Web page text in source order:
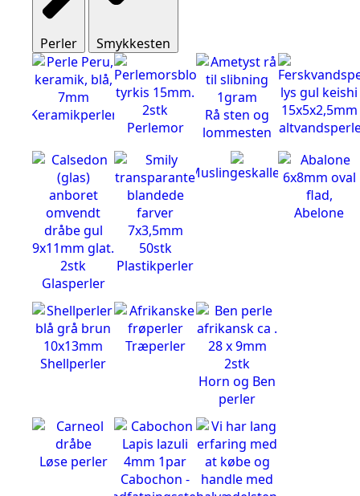
Perler Smykkesten
Keramikperler
Perlemor
Rå sten og
lommesten
Glasperler
Plastikperler
Muslingeskaller
Abelone
Shellperler
Træperler
Horn og Ben
perler
Løse perler
Cabochon -